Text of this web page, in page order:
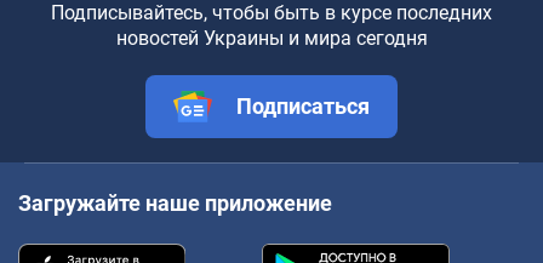
Подписывайтесь, чтобы быть в курсе последних
новостей Украины и мира сегодня
Подписаться
Загружайте наше приложение